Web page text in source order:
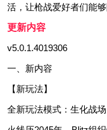
活，让枪战爱好者们能
更新内容
v5.0.1.4019306
一、新内容
【新玩法】
全新玩法模式：生化战场